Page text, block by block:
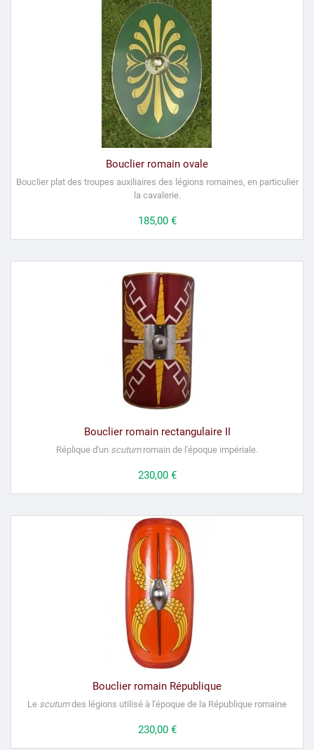
Bouclier romain ovale
Bouclier plat des troupes auxiliaires des légions romaines, en particulier
la cavalerie.
Prix
185,00 €
Bouclier romain rectangulaire II
Réplique d'un scutumromain de l'époque impériale.
Prix
230,00 €
Bouclier romain République
Le scutumdes légions utilisé à l'époque de la République romaine
Prix
230,00 €